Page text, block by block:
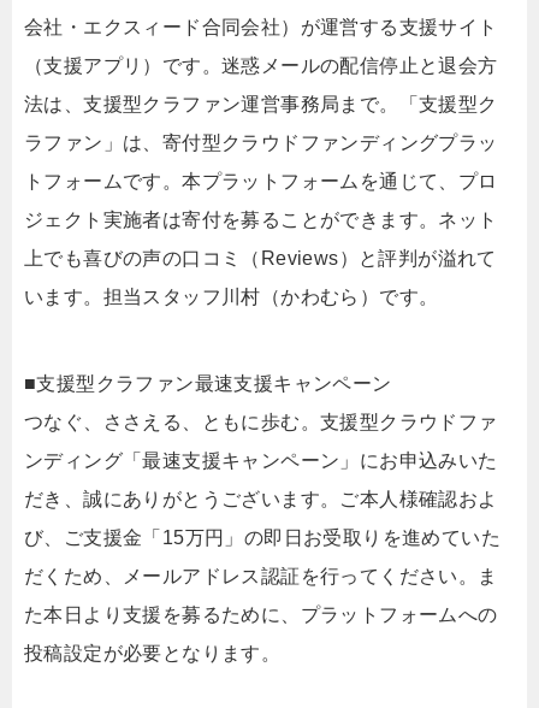
会社・エクスィード合同会社）が運営する支援サイト
（支援アプリ）です。迷惑メールの配信停止と退会方
法は、支援型クラファン運営事務局まで。「支援型ク
ラファン」は、寄付型クラウドファンディングプラッ
トフォームです。本プラットフォームを通じて、プロ
ジェクト実施者は寄付を募ることができます。ネット
上でも喜びの声の口コミ（Reviews）と評判が溢れて
います。担当スタッフ川村（かわむら）です。
■支援型クラファン最速支援キャンペーン
つなぐ、ささえる、ともに歩む。支援型クラウドファ
ンディング「最速支援キャンペーン」にお申込みいた
だき、誠にありがとうございます。ご本人様確認およ
び、ご支援金「15万円」の即日お受取りを進めていた
だくため、メールアドレス認証を行ってください。ま
た本日より支援を募るために、プラットフォームへの
投稿設定が必要となります。